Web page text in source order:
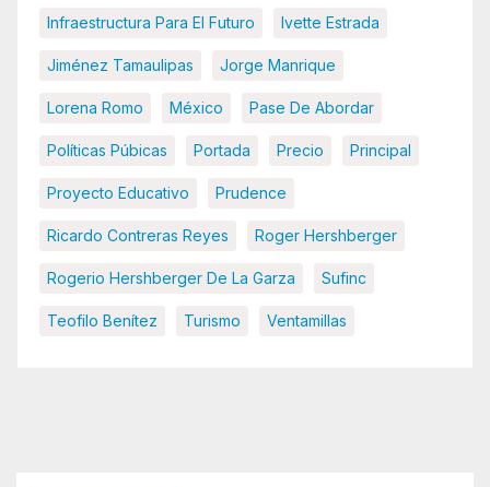
Infraestructura Para El Futuro Ivette Estrada
Jiménez Tamaulipas Jorge Manrique
Lorena Romo México Pase De Abordar
Políticas Púbicas Portada Precio Principal
Proyecto Educativo Prudence
Ricardo Contreras Reyes Roger Hershberger
Rogerio Hershberger De La Garza Sufinc
Teofilo Benítez Turismo Ventamillas